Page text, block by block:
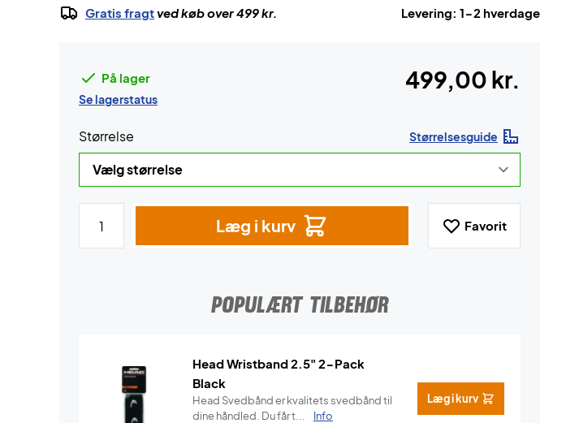
Gratis fragtved køb over 499 kr. Levering: 1-2 hverdage
På lager
Se lagerstatus
499,00 kr.
Størrelse Størrelsesguide
Læg i kurv Favorit
POPULÆRT TILBEHØR
Head Wristband 2.5" 2-Pack
Black
Head Svedbånd er kvalitets svedbånd til
dine håndled. Du får t...
Info
Læg i kurv